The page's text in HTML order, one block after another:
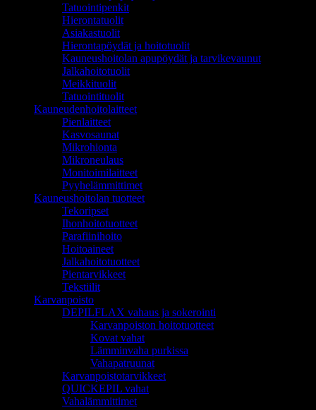
Tatuointipenkit
Hierontatuolit
Asiakastuolit
Hierontapöydät ja hoitotuolit
Kauneushoitolan apupöydät ja tarvikevaunut
Jalkahoitotuolit
Meikkituolit
Tatuointituolit
Kauneudenhoitolaitteet
Pienlaitteet
Kasvosaunat
Mikrohionta
Mikroneulaus
Monitoimilaitteet
Pyyhelämmittimet
Kauneushoitolan tuotteet
Tekoripset
Ihonhoitotuotteet
Parafiinihoito
Hoitoaineet
Jalkahoitotuotteet
Pientarvikkeet
Tekstiilit
Karvanpoisto
DEPILFLAX vahaus ja sokerointi
Karvanpoiston hoitotuotteet
Kovat vahat
Lämminvaha purkissa
Vahapatruunat
Karvanpoistotarvikkeet
QUICKEPIL vahat
Vahalämmittimet